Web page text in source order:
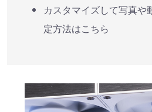
カスタマイズして写真や
定方法はこちら